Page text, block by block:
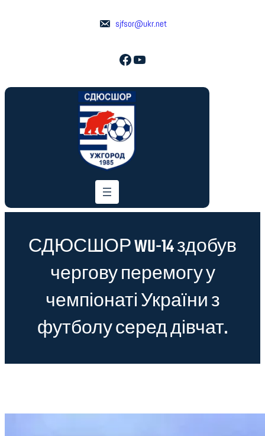
sjfsor@ukr.net
Facebook YouTube
СДЮСШОР WU-14 здобув
чергову перемогу у
чемпіонаті України з
футболу серед дівчат.